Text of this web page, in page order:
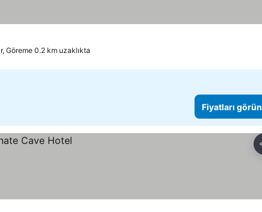
Göreme 0.2 km uzaklıkta
Fiyatları görün